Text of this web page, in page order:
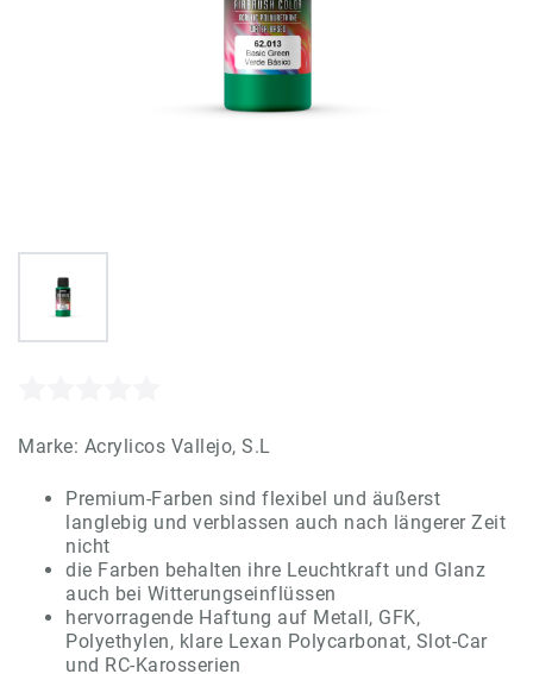
Marke: Acrylicos Vallejo, S.L
Premium-Farben sind flexibel und äußerst
langlebig und verblassen auch nach längerer Zeit
nicht
die Farben behalten ihre Leuchtkraft und Glanz
auch bei Witterungseinflüssen
hervorragende Haftung auf Metall, GFK,
Polyethylen, klare Lexan Polycarbonat, Slot-Car
und RC-Karosserien